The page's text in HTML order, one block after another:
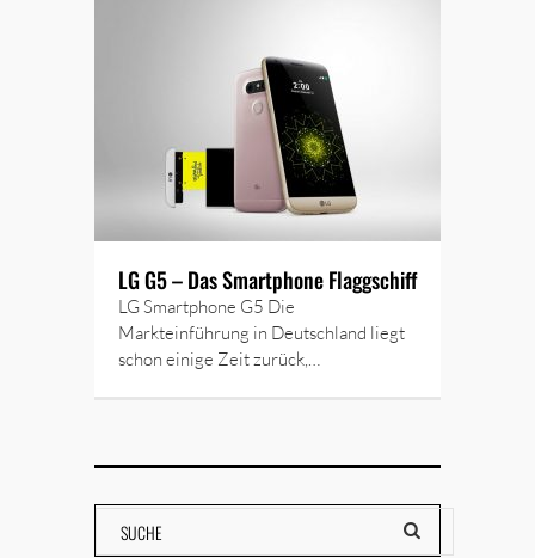
LG G5 – Das Smartphone Flaggschiff
LG Smartphone G5 Die
Markteinführung in Deutschland liegt
schon einige Zeit zurück,…